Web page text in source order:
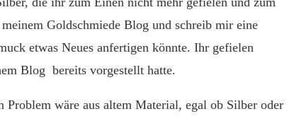
Goldschmiede Blog und schreib mir eine
etwas Neues anfertigen könnte. Ihr gefielen
Blog bereits vorgestellt hatte.
wäre aus altem Material, egal ob Silber oder